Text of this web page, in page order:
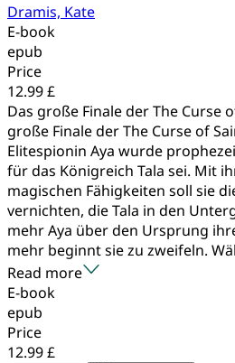
Dramis, Kate
E-book
epub
Price
12.99 £
Das große Finale der The Curse
große Finale der The Curse of
Elitespionin Aya wurde
für das Königreich Tala sei. Mit
magischen Fähigkeiten soll sie
vernichten, die Tala in den
mehr Aya über den Ursprung
mehr beginnt sie zu zweifeln.
Read more
E-book
epub
Price
12.99 £